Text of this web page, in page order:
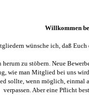
Willkommen
wünsche ich, daß
zu stöbern. Neue
wie man Mitglied bei uns
sollte, wenn möglich,
verpassen. Aber eine Pflicht